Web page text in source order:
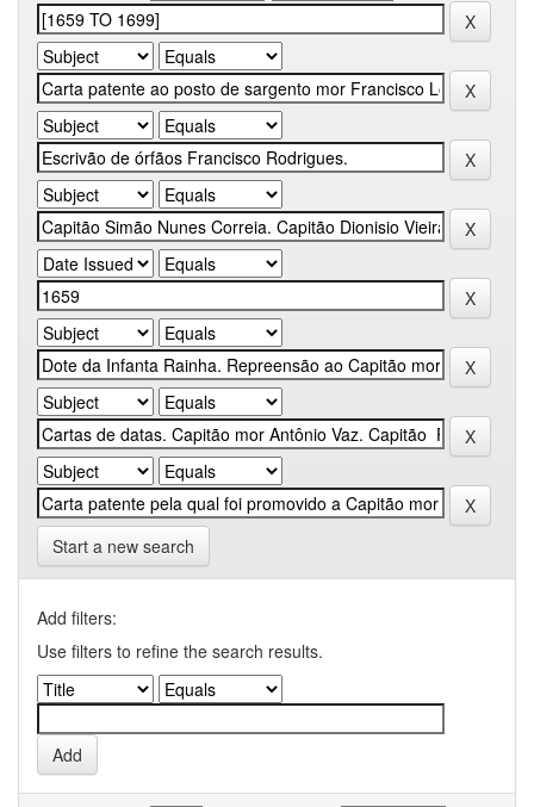
Start a new search
Add filters:
Use filters to refine the search results.